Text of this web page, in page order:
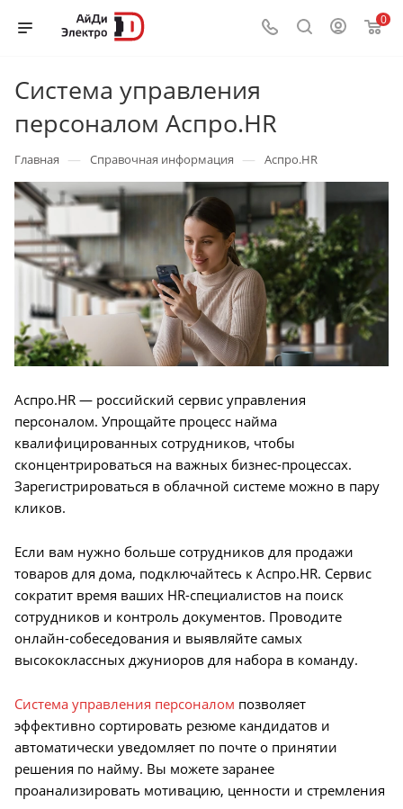
0
Система управления
персоналом Аспро.HR
Главная — Справочная информация — Аспро.HR
Аспро.HR — российский сервис управления
персоналом. Упрощайте процесс найма
квалифицированных сотрудников, чтобы
сконцентрироваться на важных бизнес-процессах.
Зарегистрироваться в облачной системе можно в пару
кликов.
Если вам нужно больше сотрудников для продажи
товаров для дома, подключайтесь к Аспро.HR. Сервис
сократит время ваших HR-специалистов на поиск
сотрудников и контроль документов. Проводите
онлайн-собеседования и выявляйте самых
высококлассных джуниоров для набора в команду.
Система управления персоналом позволяет
эффективно сортировать резюме кандидатов и
автоматически уведомляет по почте о принятии
решения по найму. Вы можете заранее
проанализировать мотивацию, ценности и стремления